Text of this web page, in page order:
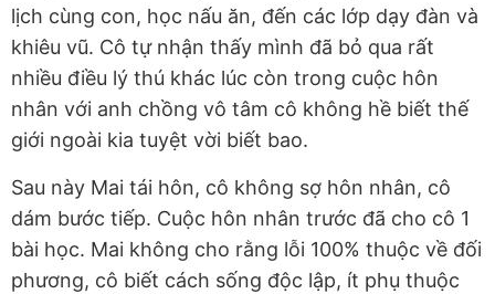
lịch cùng con, học nấu ăn, đến các lớp dạy đàn và
khiêu vũ. Cô tự nhận thấy mình đã bỏ qua rất
nhiều điều lý thú khác lúc còn trong cuộc hôn
nhân với anh chồng vô tâm cô không hề biết thế
giới ngoài kia tuyệt vời biết bao.
Sau này Mai tái hôn, cô không sợ hôn nhân, cô
dám bước tiếp. Cuộc hôn nhân trước đã cho cô 1
bài học. Mai không cho rằng lỗi 100% thuộc về đối
phương, cô biết cách sống độc lập, ít phụ thuộc